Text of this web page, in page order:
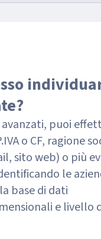
puoi
o CF, ragione
sito web) o più
le
base di dati
e livello